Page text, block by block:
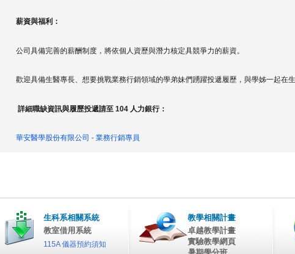
薪資與福利：
公司具備完善的薪酬制度， 將依個人資歷與潛力核定具競爭力的薪資。
歡迎具備生醫專長、 想要挑戰業務行銷領域的學弟妹們踴躍投遞履歷， 與學姊一起在
詳細職缺資訊與履歷投遞請至 104 人力銀行：
華安醫學股份有限公司 - 業務行銷專員
生科系相關系統
教室借用系統
115A 儀器預約須知
教學相關計畫
卓越教學計畫
實驗教學網頁